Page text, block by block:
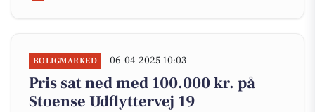
BOLIGMARKED 06-04-2025 10:03
Pris sat ned med 100.000 kr. på
Stoense Udflyttervej 19